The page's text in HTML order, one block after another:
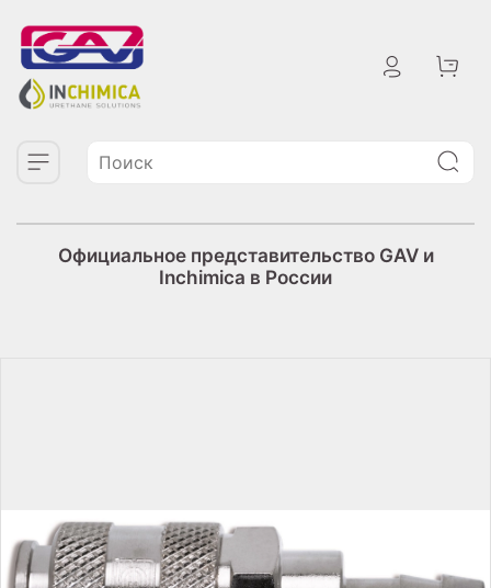
Официальное представительство GAV и
Inchimica в России